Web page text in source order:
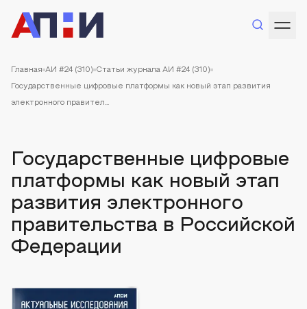
Главная АИ #24 (310) Статьи журнала АИ #24 (310)
Государственные цифровые платформы как новый этап развития
электронного правител...
Государственные цифровые
платформы как новый этап
развития электронного
правительства в Российской
Федерации